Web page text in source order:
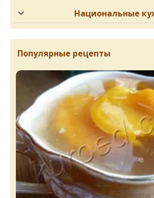
Национальные
Популярные рецепты